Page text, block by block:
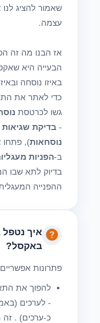
שאמור להציג לנו
עצמה.
אז הבנו מה זה
הבעייה היא
באיזו נוסחה
כדי לאתר את התא
גשו לכרטסת
בדיקת שגיאות
נוסחאות), פתחו
ב-הפניות מעגליות
בדיוק לתא שבו
ההפנייה המעגלית.
איך נטפל
באקסל?
פתרונות אפשריים:
להפוך את
- לערכים
כ-ערכים) . זה